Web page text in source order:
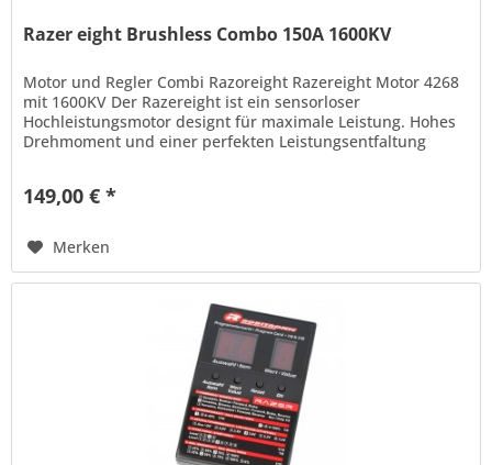
Razer eight Brushless Combo 150A 1600KV
Motor und Regler Combi Razoreight Razereight Motor 4268
mit 1600KV Der Razereight ist ein sensorloser
Hochleistungsmotor designt für maximale Leistung. Hohes
Drehmoment und einer perfekten Leistungsentfaltung
149,00 € *
Merken